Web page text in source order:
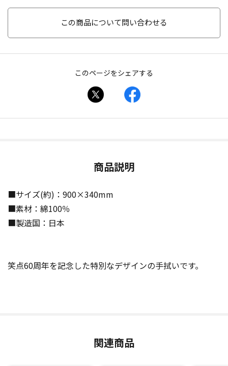
この商品について問い合わせる
このページをシェアする
商品説明
■サイズ(約)：900×340mm
■素材：綿100％
■製造国：日本
笑点60周年を記念した特別なデザインの手拭いです。
関連商品